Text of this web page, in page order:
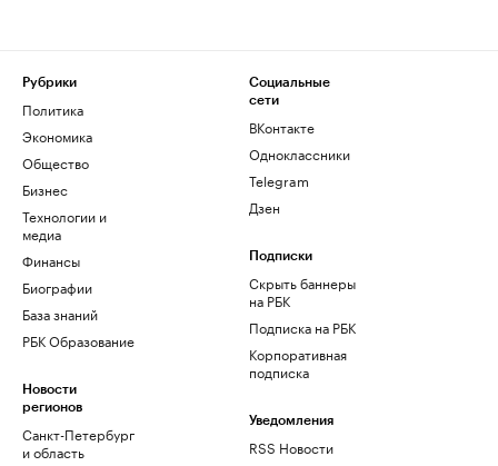
Рубрики
Политика
Экономика
Общество
Бизнес
Технологии и
медиа
Финансы
Биографии
База знаний
РБК Образование
Новости
регионов
Санкт-Петербург
и область
Социальные
сети
ВКонтакте
Одноклассники
Telegram
Дзен
Подписки
Скрыть баннеры
на РБК
Подписка на РБК
Корпоративная
подписка
Уведомления
RSS Новости